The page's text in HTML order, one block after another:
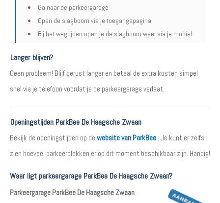
Ga naar de parkeergarage
Open de slagboom via je toegangspagina
Bij het wegrijden open je de slagboom weer via je mobiel
Langer blijven?
Geen probleem! Blijf gerust langer en betaal de extra kosten simpel
snel via je telefoon voordat je de parkeergarage verlaat.
Openingstijden ParkBee De Haagsche Zwaan
Bekijk de openingstijden op de website van ParkBee . Je kunt er zelfs
zien hoeveel parkeerplekken er op dit moment beschikbaar zijn. Handig!
Waar ligt parkeergarage ParkBee De Haagsche Zwaan?
Parkeergarage ParkBee De Haagsche Zwaan